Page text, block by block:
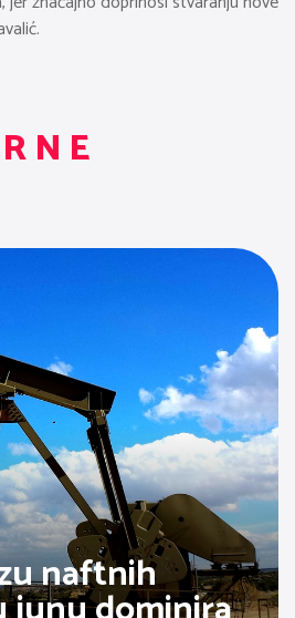
naftnih